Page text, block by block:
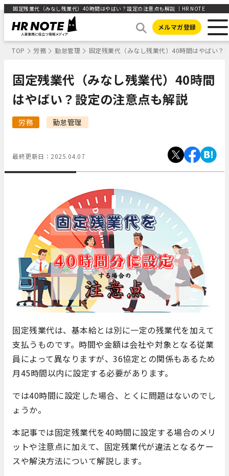
固定残業代（みなし残業代）40時間はやばい？設定の注意点も解説 ｜HR NOTE
メルマガ登録
TOP 労務 勤怠管理 固定残業代（みなし残業代）40時間はやばい？
固定残業代（みなし残業代）40時間
はやばい？設定の注意点も解説
労務 勤怠管理
最終更新日： 2025.04.07
固定残業代は、基本給とは別に一定の残業代を加えて
支払うものです。時間や金額は会社や対象となる従業
員によって異なりますが、36協定との関係もあるため
月45時間以内に設定する必要があります。
では40時間に設定した場合、とくに問題はないのでし
ょうか。
本記事では固定残業代を40時間に設定する場合のメリ
ットや注意点に加えて、固定残業代が違法となるケー
スや解決方法について解説します。